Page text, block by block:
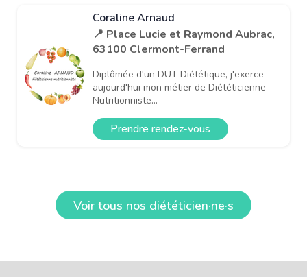
Coraline Arnaud
📍 Place Lucie et Raymond Aubrac,
63100 Clermont-Ferrand
Diplômée d'un DUT Diététique, j'exerce
aujourd'hui mon métier de Diététicienne-
Nutritionniste...
Prendre rendez-vous
Voir tous nos diététicien·ne·s